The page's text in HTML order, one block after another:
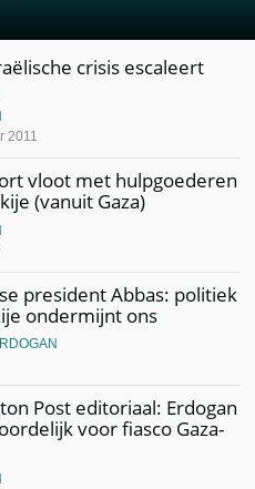
crisis escaleert
2011
vloot met hulpgoederen
(vanuit Gaza)
president Abbas: politiek
ondermijnt ons
Post editoriaal: Erdogan
voor fiasco Gaza-